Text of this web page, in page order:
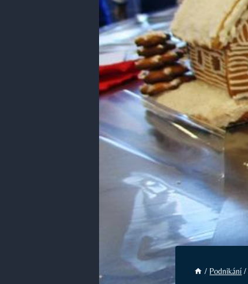
/ Podnikání /